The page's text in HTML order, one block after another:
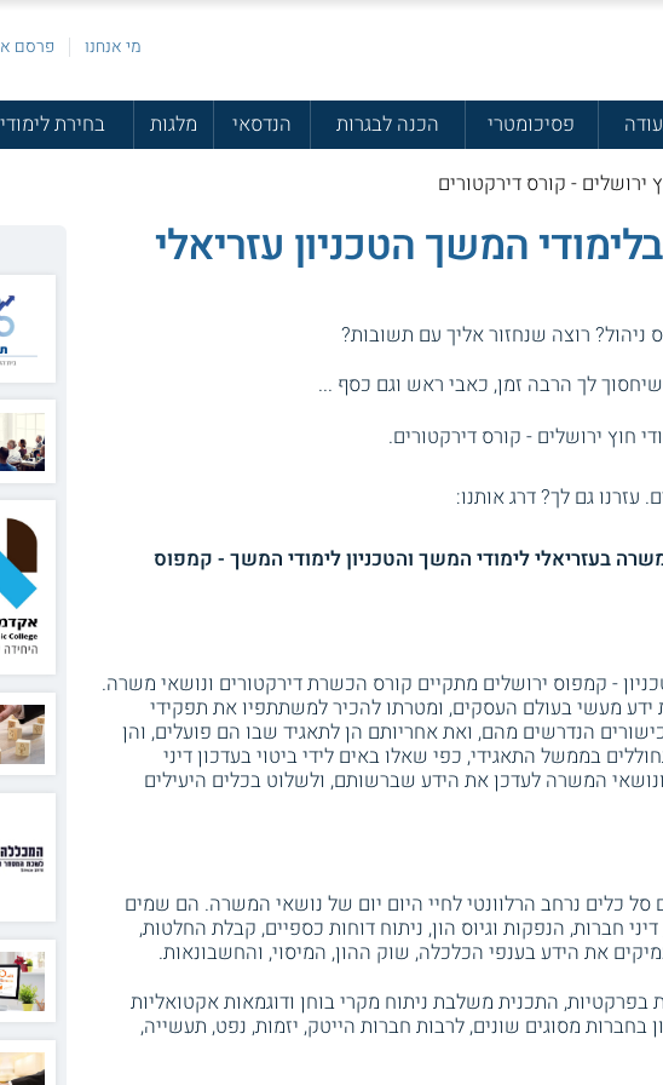
מי אנחנו פרסם
פסיכומטרי הכנה לבגרות הנדסאי מלגות בחירת
ירושלים - קורס דירקטורים
המשך הטכניון עזריאלי
ניהול? רוצה שנחזור אליך עם תשובות?
שיחסוך לך הרבה זמן, כאבי ראש וגם כסף ...
חוץ ירושלים - קורס דירקטורים.
עזרנו גם לך? דרג אותנו:
בעזריאלי לימודי המשך והטכניון לימודי המשך - קמפוס
- קמפוס ירושלים מתקיים קורס הכשרת דירקטורים ונושאי משרה.
מעשי בעולם העסקים, ומטרתו להכיר למשתתפיו את תפקידי
הנדרשים מהם, ואת אחריותם הן לתאגיד שבו הם פועלים, והן
בממשל התאגידי, כפי שאלו באים לידי ביטוי בעדכון דיני
המשרה לעדכן את הידע שברשותם, ולשלוט בכלים היעילים
סל כלים נרחב הרלוונטי לחיי היום יום של נושאי המשרה. הם שמים
חברות, הנפקות וגיוס הון, ניתוח דוחות כספיים, קבלת החלטות,
את הידע בענפי הכלכלה, שוק ההון, המיסוי, והחשבונאות.
התכנית משלבת ניתוח מקרי בוחן ודוגמאות אקטואליות
בחברות מסוגים שונים, לרבות חברות הייטק, יזמות, נפט, תעשייה,